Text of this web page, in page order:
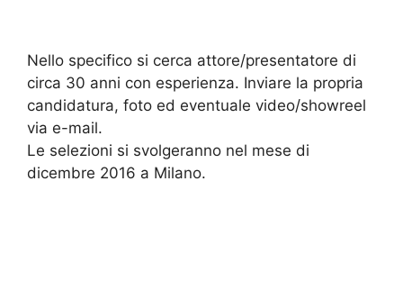
Nello specifico si cerca attore/presentatore di
circa 30 anni con esperienza. Inviare la propria
candidatura, foto ed eventuale video/showreel
via e-mail.
Le selezioni si svolgeranno nel mese di
dicembre 2016 a Milano.